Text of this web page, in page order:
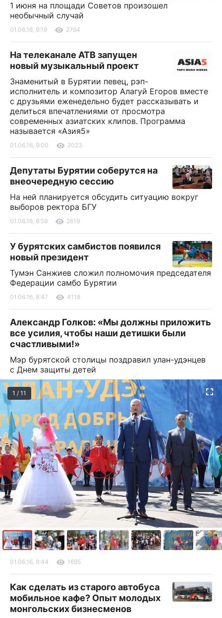
1 июня на площади Советов произошел
необычный случай
01.06.16, 9:19 2764
На телеканале АТВ запущен
новый музыкальный проект
Знаменитый в Бурятии певец, рэп-
исполнитель и композитор Алагуй Егоров вместе
с друзьями еженедельно будет рассказывать и
делиться впечатлениями от просмотра
современных азиатских клипов. Программа
называется «Азия5»
01.06.16, 9:00 2023
Депутаты Бурятии соберутся на
внеочередную сессию
На ней планируется обсудить ситуацию вокруг
выборов ректора БГУ
01.06.16, 8:59 2619
У бурятских самбистов появился
новый президент
Тумэн Санжиев сложил полномочия председателя
Федерации самбо Бурятии
01.06.16, 8:47 4118
Александр Голков: «Мы должны приложить
все усилия, чтобы наши детишки были
счастливыми!»
Мэр бурятской столицы поздравил улан-удэнцев
с Днем защиты детей
1 / 11
01.06.16, 8:44 1695
Как сделать из старого автобуса
мобильное кафе? Опыт молодых
монгольских бизнесменов